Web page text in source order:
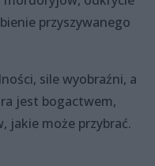
przyszywanego
sile wyobraźni, a
jest bogactwem,
jakie może przybrać.